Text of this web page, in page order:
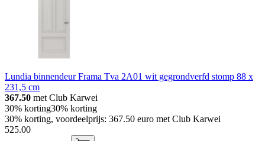
Lundia binnendeur Frama Tva 2A01 wit gegrondverfd stomp 88 x
231,5 cm
367.50 met Club Karwei
30% korting30% korting
30% korting, voordeelprijs: 367.50 euro met Club Karwei
525.00